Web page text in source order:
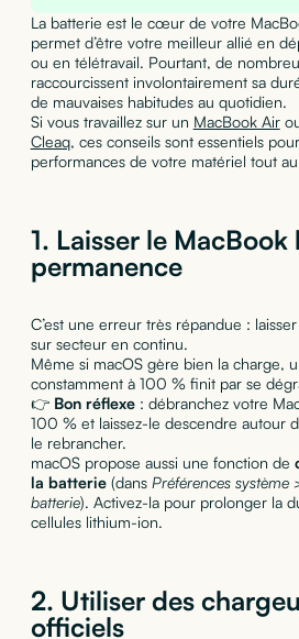
La batterie est le cœur de votre
permet d’être votre meilleur allié en
ou en télétravail. Pourtant, de
raccourcissent involontairement sa
de mauvaises habitudes au quotidien.
Si vous travaillez sur un MacBook Air
Cleaq, ces conseils sont essentiels
performances de votre matériel tout
1. Laisser le
permanence
C’est une erreur très répandue :
sur secteur en continu.
Même si macOS gère bien la charge,
constamment à 100 % finit par se
👉 Bon réflexe: débranchez votre
100 % et laissez-le descendre
le rebrancher.
macOS propose aussi une fonction de
la batterie(dans Préférences système
batterie). Activez-la pour prolonger la
cellules lithium-ion.
2. Utiliser des
officiels